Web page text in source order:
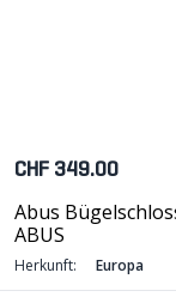
CHF 349.00
Abus
ABUS
Herkunft: Europa